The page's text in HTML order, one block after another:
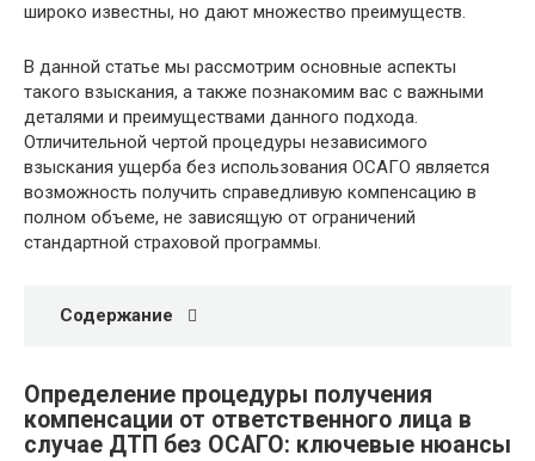
широко известны, но дают множество преимуществ.
В данной статье мы рассмотрим основные аспекты
такого взыскания, а также познакомим вас с важными
деталями и преимуществами данного подхода.
Отличительной чертой процедуры независимого
взыскания ущерба без использования ОСАГО является
возможность получить справедливую компенсацию в
полном объеме, не зависящую от ограничений
стандартной страховой программы.
Содержание
Определение процедуры получения
компенсации от ответственного лица в
случае ДТП без ОСАГО: ключевые нюансы